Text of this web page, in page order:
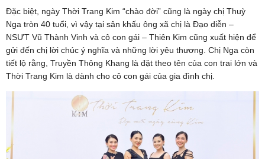
Đặc biệt, ngày Thời Trang Kim “chào đời” cũng là ngày chị Thuỳ
Nga tròn 40 tuổi, vì vậy tại sân khấu ông xã chị là Đạo diễn –
NSƯT Vũ Thành Vinh và cô con gái – Thiên Kim cũng xuất hiện để
gửi đến chị lời chúc ý nghĩa và những lời yêu thương. Chị Nga còn
tiết lộ rằng, Truyền Thông Khang là đặt theo tên của con trai lớn và
Thời Trang Kim là dành cho cô con gái của gia đình chị.